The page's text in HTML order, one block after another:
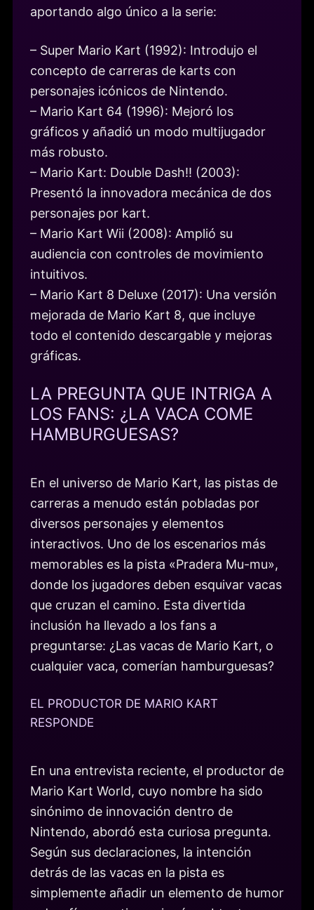
aportando algo único a la serie:
– Super Mario Kart (1992): Introdujo el
concepto de carreras de karts con
personajes icónicos de Nintendo.
– Mario Kart 64 (1996): Mejoró los
gráficos y añadió un modo multijugador
más robusto.
– Mario Kart: Double Dash!! (2003):
Presentó la innovadora mecánica de dos
personajes por kart.
– Mario Kart Wii (2008): Amplió su
audiencia con controles de movimiento
intuitivos.
– Mario Kart 8 Deluxe (2017): Una versión
mejorada de Mario Kart 8, que incluye
todo el contenido descargable y mejoras
gráficas.
LA PREGUNTA QUE INTRIGA A
LOS FANS: ¿LA VACA COME
HAMBURGUESAS?
En el universo de Mario Kart, las pistas de
carreras a menudo están pobladas por
diversos personajes y elementos
interactivos. Uno de los escenarios más
memorables es la pista «Pradera Mu-mu»,
donde los jugadores deben esquivar vacas
que cruzan el camino. Esta divertida
inclusión ha llevado a los fans a
preguntarse: ¿Las vacas de Mario Kart, o
cualquier vaca, comerían hamburguesas?
EL PRODUCTOR DE MARIO KART
RESPONDE
En una entrevista reciente, el productor de
Mario Kart World, cuyo nombre ha sido
sinónimo de innovación dentro de
Nintendo, abordó esta curiosa pregunta.
Según sus declaraciones, la intención
detrás de las vacas en la pista es
simplemente añadir un elemento de humor